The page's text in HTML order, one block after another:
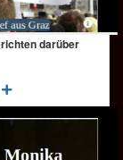
darüber